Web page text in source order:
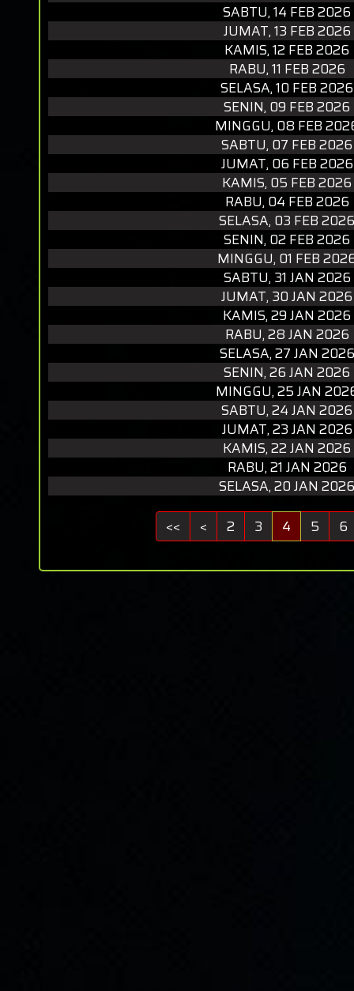
SABTU, 14 FEB 2026
JUMAT, 13 FEB 2026
KAMIS, 12 FEB 2026
RABU, 11 FEB 2026
SELASA, 10 FEB 2026
SENIN, 09 FEB 2026
MINGGU, 08 FEB
SABTU, 07 FEB 2026
JUMAT, 06 FEB 2026
KAMIS, 05 FEB 2026
RABU, 04 FEB 2026
SELASA, 03 FEB 2026
SENIN, 02 FEB 2026
MINGGU, 01 FEB
SABTU, 31 JAN 2026
JUMAT, 30 JAN 2026
KAMIS, 29 JAN 2026
RABU, 28 JAN 2026
SELASA, 27 JAN 2026
SENIN, 26 JAN 2026
MINGGU, 25 JAN
SABTU, 24 JAN 2026
JUMAT, 23 JAN 2026
KAMIS, 22 JAN 2026
RABU, 21 JAN 2026
SELASA, 20 JAN 2026
<<
< 2 3 4 5 6